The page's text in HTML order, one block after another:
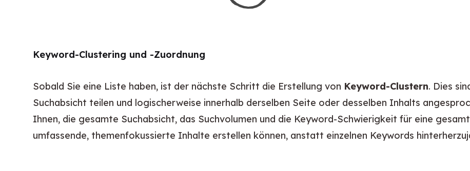
Keyword-Clustering und -Zuordnung
Sobald Sie eine Liste haben, ist der nächste Schritt die Erstellung von Keyword-Clustern. Dies
Suchabsicht teilen und logischerweise innerhalb derselben Seite oder desselben Inhalts
Ihnen, die gesamte Suchabsicht, das Suchvolumen und die Keyword-Schwierigkeit für eine
umfassende, themenfokussierte Inhalte erstellen können, anstatt einzelnen Keywords